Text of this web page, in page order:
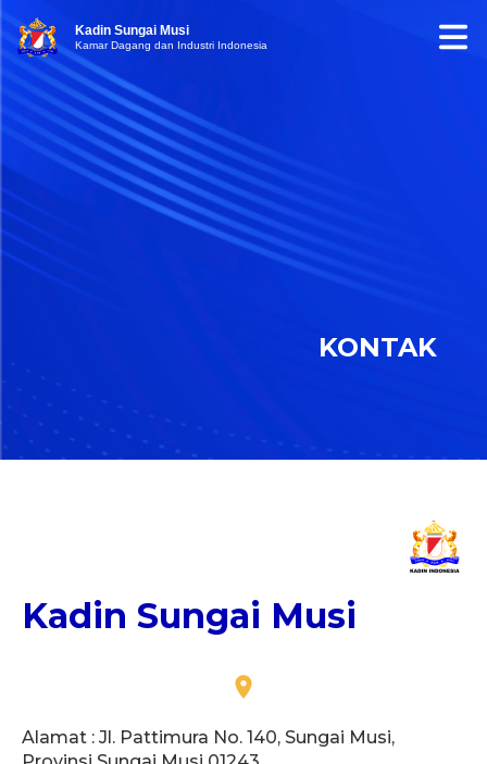
Kadin Sungai Musi
Kamar Dagang dan Industri Indonesia
KONTAK
Kadin Sungai Musi
Alamat : Jl. Pattimura No. 140, Sungai Musi,